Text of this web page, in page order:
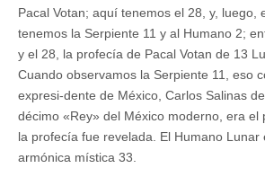
Pacal Votan; aquí tenemos el 28, y, luego,
tenemos la Serpiente 11 y al Humano 2;
y el 28, la profecía de Pacal Votan de 13
Cuando observamos la Serpiente 11, eso
expresi-dente de México, Carlos Salinas
décimo «Rey» del México moderno, era el
la profecía fue revelada. El Humano Lunar
armónica mística 33.